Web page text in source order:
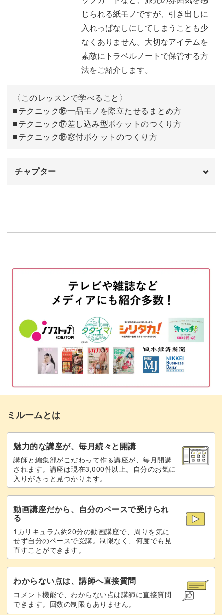
⑬TODOマステによるまとめ方 04:01
⑭SPOT情報カードによるまとめ方 06:26
⑮コマ割りレイアウトによるまとめ方 11:00
おわりに
じられる紙モノですが、引き出しに
入れっぱなしにしてしまうことも少
なくありません。大切なアイテムを
素敵にトラベルノートで保管する方
法をご紹介します。
〈このレッスンで学べること〉
■テクニック⑯一品モノを際立たせるまとめ方
■テクニック⑰差し込み型ポケットのつくり方
■テクニック⑱窓付ポケットのつくり方
チャプター
⑯「一品もの」を際立たせるまとめ方
⑰「差し込み型ポケット」のつくり方
⑱「窓付ポケット」のつくり方 15:28
おわりに
ミルームとは
魅力的な講座が、毎月続々と開講
講師と編集部がこだわって作る講座が、毎月開講
されます。講座は現在3,000件以上。自分のお気に
入りがきっと見つかります。
動画講座だから、自分のペースで受けられ
る
1カリキュラム約20分の動画講座で、周りを気に
せず自分のペースで受講。制限なく、何度でも見
直すことができます。
わからない点は、講師へ直接質問
コメント機能で、わからない点は講師に直接質問
できます。回数の制限もありません。